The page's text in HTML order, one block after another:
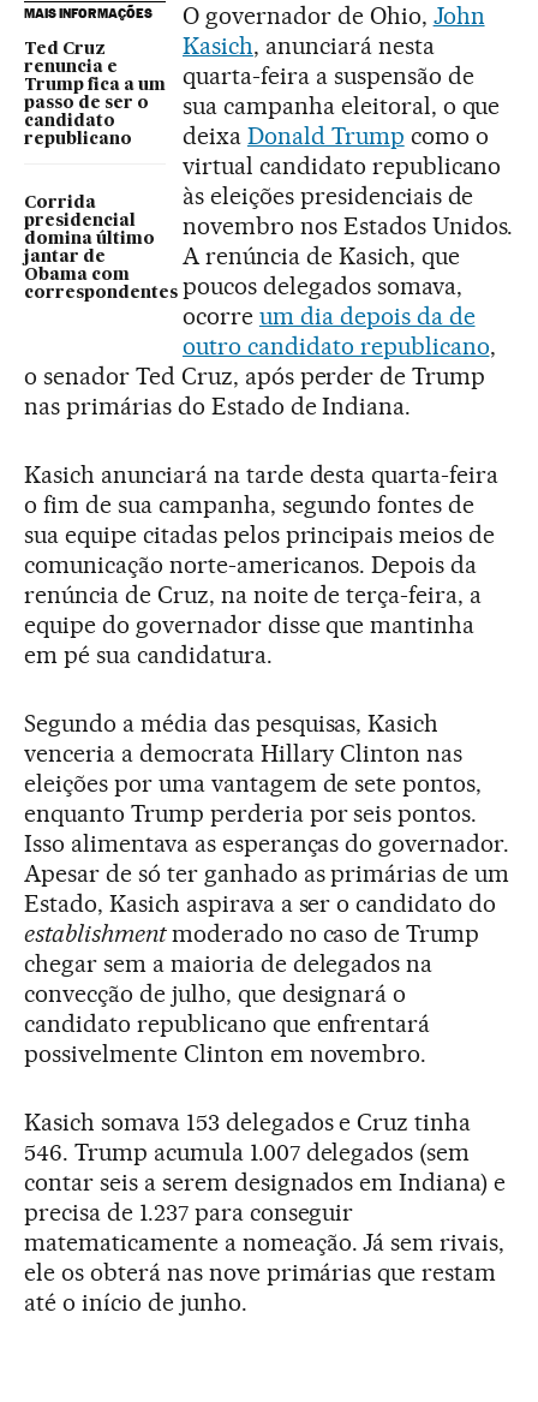
MAIS INFORMAÇÕES
Ted Cruz
renuncia e
Trump fica a um
passo de ser o
candidato
republicano
Corrida
presidencial
domina último
jantar de
Obama com
correspondentes
O governador de Ohio, John
Kasich, anunciará nesta
quarta-feira a suspensão de
sua campanha eleitoral, o que
deixa Donald Trump como o
virtual candidato republicano
às eleições presidenciais de
novembro nos Estados Unidos.
A renúncia de Kasich, que
poucos delegados somava,
ocorre um dia depois da de
outro candidato republicano,
o senador Ted Cruz, após perder de Trump
nas primárias do Estado de Indiana.
Kasich anunciará na tarde desta quarta-feira
o fim de sua campanha, segundo fontes de
sua equipe citadas pelos principais meios de
comunicação norte-americanos. Depois da
renúncia de Cruz, na noite de terça-feira, a
equipe do governador disse que mantinha
em pé sua candidatura.
Segundo a média das pesquisas, Kasich
venceria a democrata Hillary Clinton nas
eleições por uma vantagem de sete pontos,
enquanto Trump perderia por seis pontos.
Isso alimentava as esperanças do governador.
Apesar de só ter ganhado as primárias de um
Estado, Kasich aspirava a ser o candidato do
establishmentmoderado no caso de Trump
chegar sem a maioria de delegados na
convecção de julho, que designará o
candidato republicano que enfrentará
possivelmente Clinton em novembro.
Kasich somava 153 delegados e Cruz tinha
546. Trump acumula 1.007 delegados (sem
contar seis a serem designados em Indiana) e
precisa de 1.237 para conseguir
matematicamente a nomeação. Já sem rivais,
ele os obterá nas nove primárias que restam
até o início de junho.